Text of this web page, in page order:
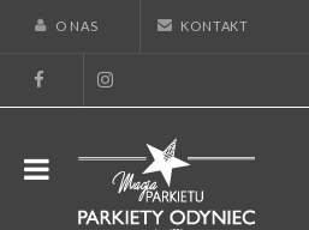
O NAS KONTAKT